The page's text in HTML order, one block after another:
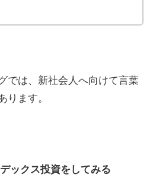
では、新社会人へ向けて言葉
ります。
ックス投資をしてみる